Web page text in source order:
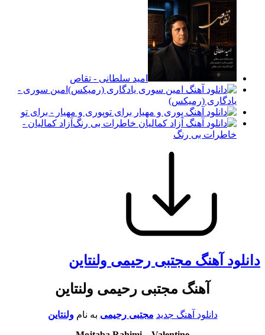
امید سلطانی - تقاص
امین سوری -
یادگاری (رمیکس)
پوری و مهیار - برای تو
آزاد کمالیان -
خاطرات بی رنگ
دانلود آهنگ مجتبی رحیمی ولنتاین
آهنگ مجتبی رحیمی ولنتاین
دانلود آهنگ جدید مجتبی رحیمی به نامولنتاین